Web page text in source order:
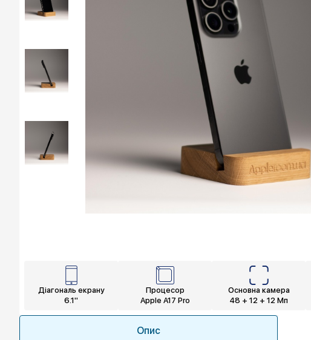
Діагональ екрану
6.1"
Процесор
Apple A17 Pro
Основна камера
48 + 12 + 12 Мп
Опис